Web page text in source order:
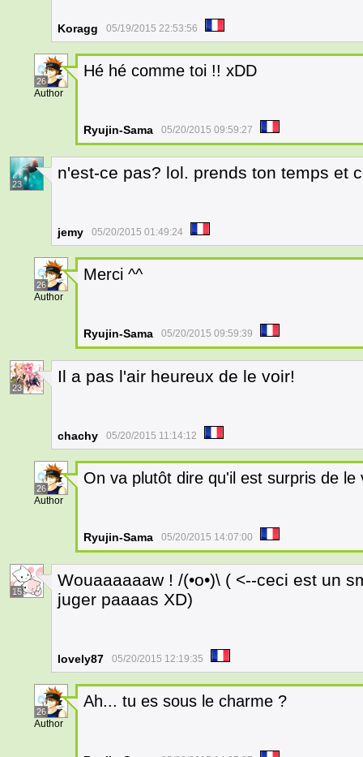
Koragg 05/19/2015 22:53:56
26
Author
Hé hé comme toi !! xDD
Ryujin-Sama 05/20/2015 09:59:27
23
n'est-ce pas? lol. prends ton temps et
jemy 05/20/2015 01:49:24
26
Author
Merci ^^
Ryujin-Sama 05/20/2015 09:59:39
23
Il a pas l'air heureux de le voir!
chachy 05/20/2015 11:14:12
26
Author
On va plutôt dire qu'il est surpris de
Ryujin-Sama 05/20/2015 14:07:00
15
Wouaaaaaaw ! /(•o•)\ ( <--ceci est un
juger paaaas XD)
lovely87 05/20/2015 12:19:35
26
Author
Ah... tu es sous le charme ?